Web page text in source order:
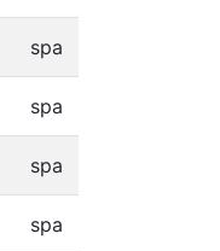
spa
spa
spa
spa